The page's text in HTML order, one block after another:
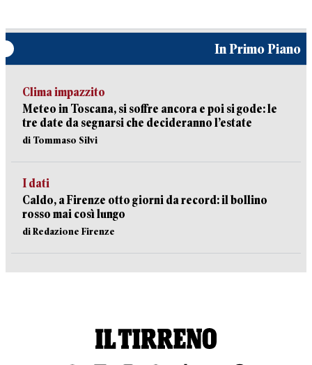
In Primo Piano
Clima impazzito
Meteo in Toscana, si soffre ancora e poi si gode: le
tre date da segnarsi che decideranno l’estate
di Tommaso Silvi
I dati
Caldo, a Firenze otto giorni da record: il bollino
rosso mai così lungo
di Redazione Firenze